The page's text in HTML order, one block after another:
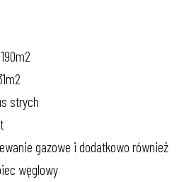
strych
gazowe i dodatkowo również
węglowy